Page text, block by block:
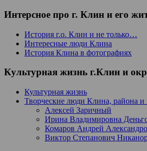
Интерсное про г. Клин и его
История г.о. Клин и не только…
Интересные люди Клина
История Клина в фотографиях
Культурная жизнь г.Клин и
Культурная жизнь
Творческие люди Клина, района и
Алексей Заричный
Ирина Владимировна
Комаров Андрей
Виктор Степанович